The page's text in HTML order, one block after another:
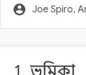
account_circle Joe Spiro,